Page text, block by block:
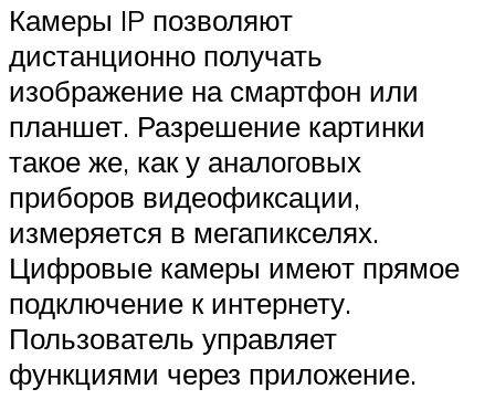
Камеры IP позволяют
дистанционно получать
изображение на смартфон или
планшет. Разрешение картинки
такое же, как у аналоговых
приборов видеофиксации,
измеряется в мегапикселях.
Цифровые камеры имеют прямое
подключение к интернету.
Пользователь управляет
функциями через приложение.